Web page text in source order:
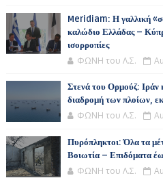
Meridiam: Η γαλλική
καλώδιο Ελλάδας –
ισορροπίες
ΦΩΝΗ του Λ.Σ.
Στενά του Ορμούζ:
διαδρομή των πλοίων,
ΦΩΝΗ του Λ.Σ.
Πυρόπληκτοι: Όλα τα
Βοιωτία – Επιδόματα
ΦΩΝΗ του Λ.Σ.